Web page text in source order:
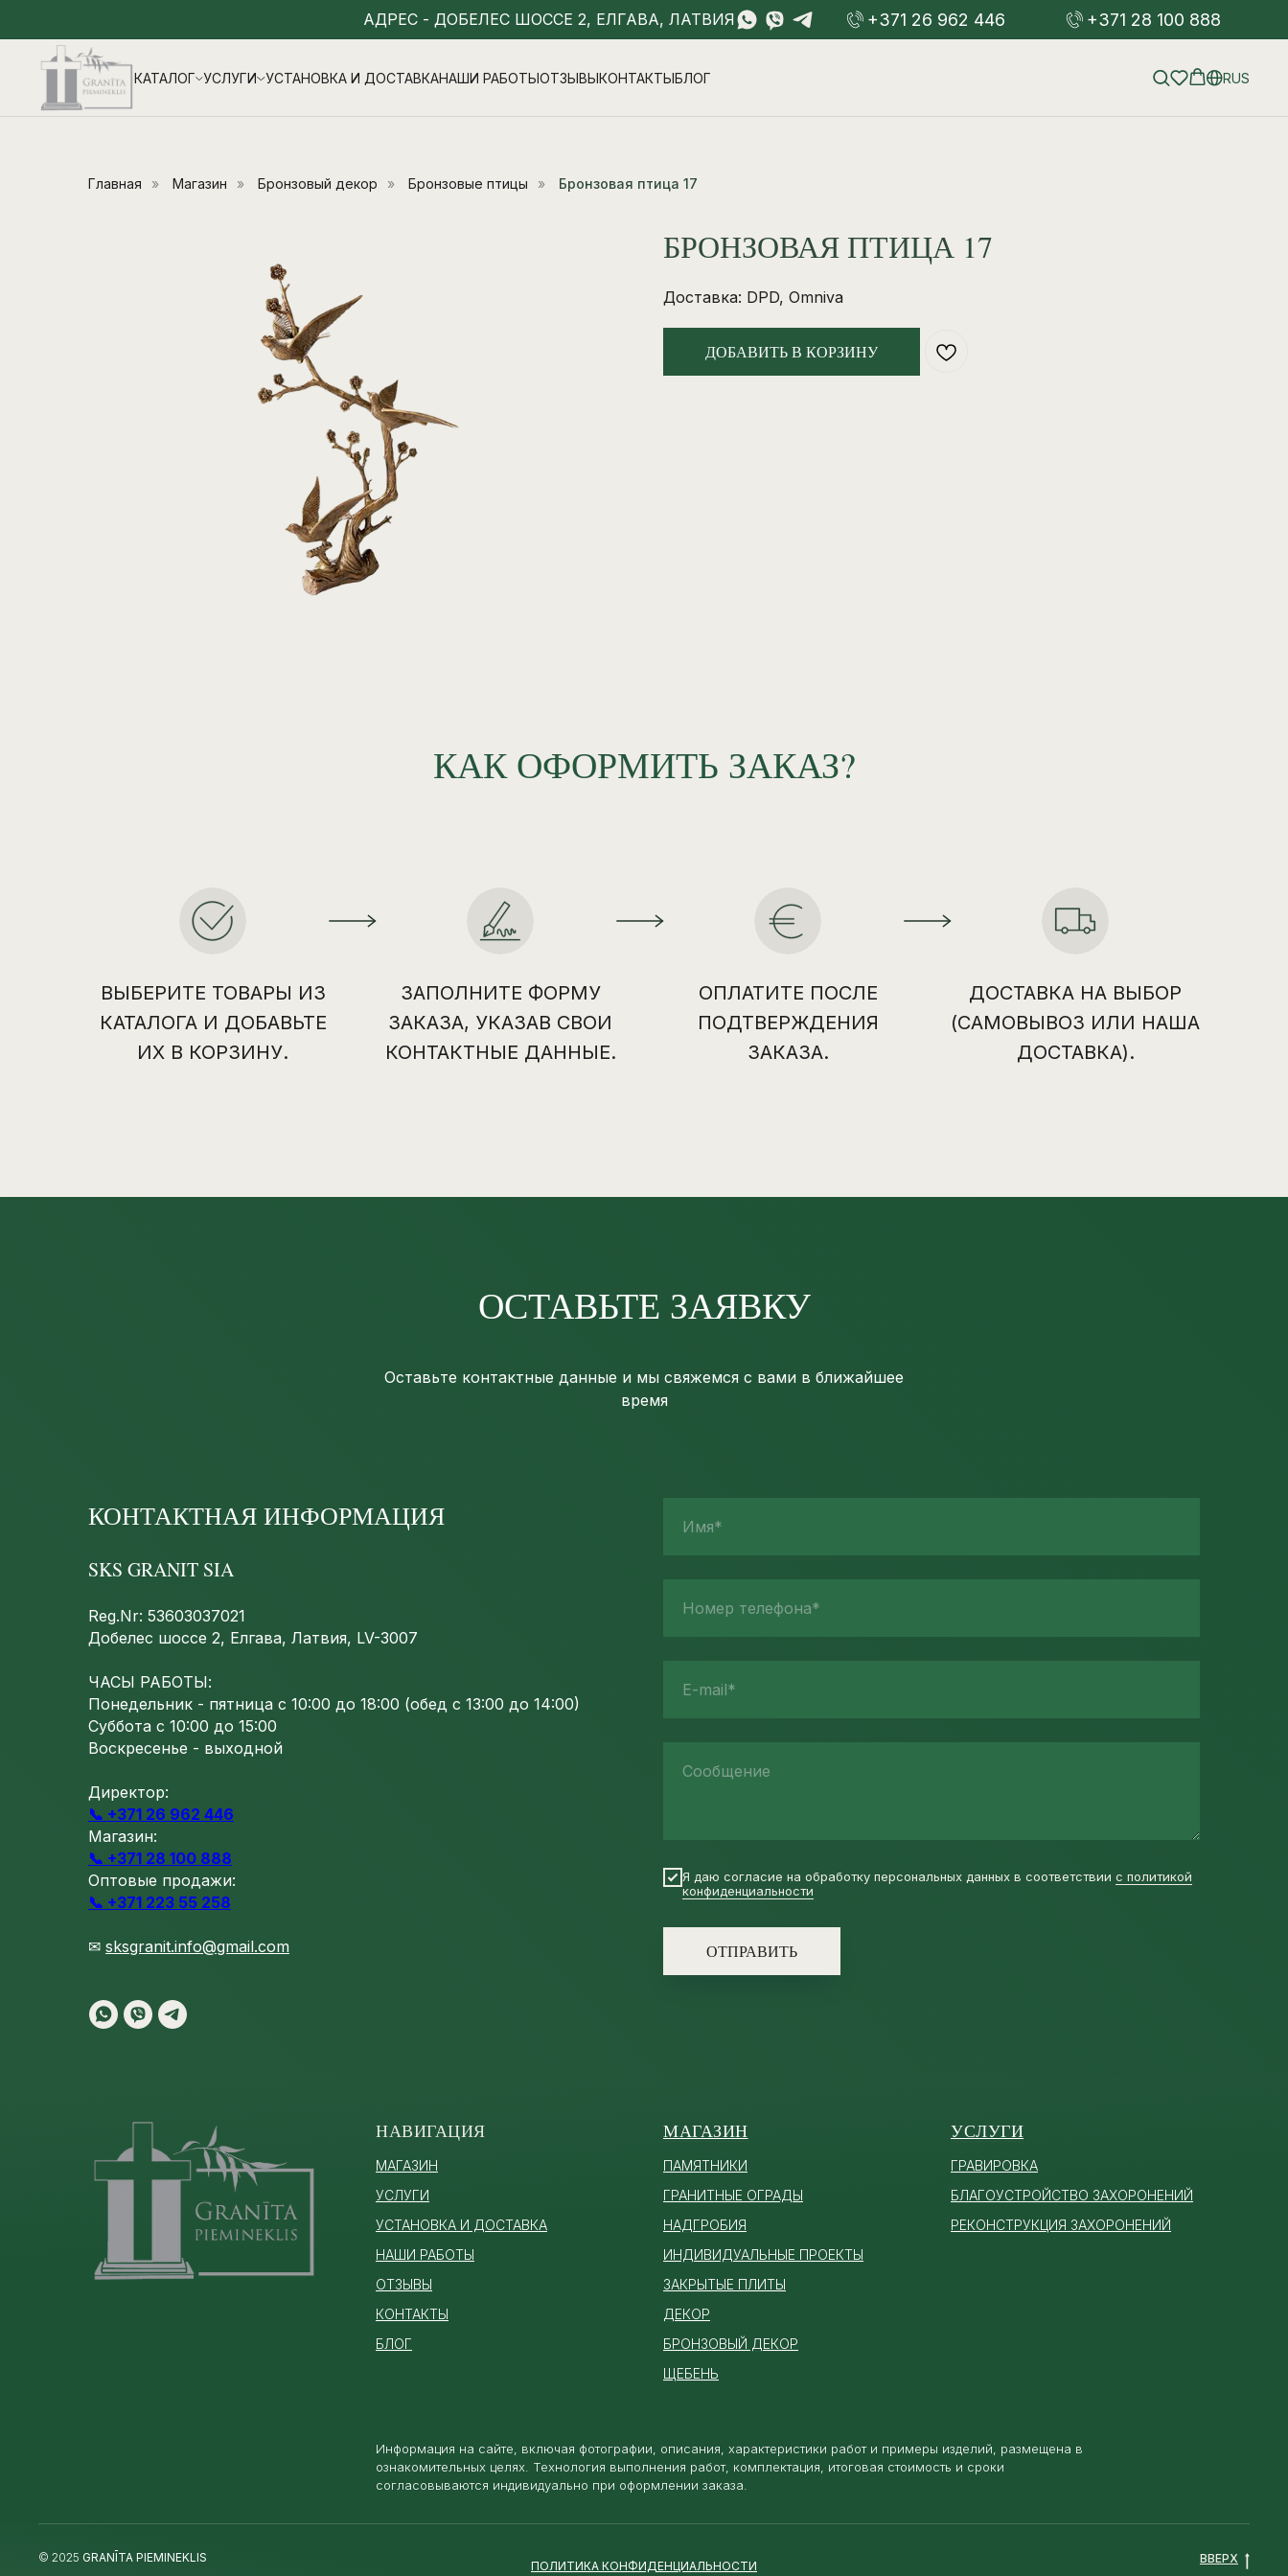
АДРЕС - ДОБЕЛЕС ШОССЕ 2, ЕЛГАВА, ЛАТВИЯ +371 26 962 446 +371 28 100 888
КАТАЛОГ УСЛУГИ УСТАНОВКА И ДОСТАВКАНАШИ РАБОТЫОТЗЫВЫКОНТАКТЫБЛОГ RUS
Главная » Магазин » Бронзовый декор » Бронзовые птицы » Бронзовая птица 17
БРОНЗОВАЯ ПТИЦА 17
Доставка: DPD, Omniva
ДОБАВИТЬ В КОРЗИНУ
КАК ОФОРМИТЬ ЗАКАЗ?
ВЫБЕРИТЕ ТОВАРЫ ИЗ
КАТАЛОГА И ДОБАВЬТЕ
ИХ В КОРЗИНУ.
ЗАПОЛНИТЕ ФОРМУ
ЗАКАЗА, УКАЗАВ СВОИ
КОНТАКТНЫЕ ДАННЫЕ.
ОПЛАТИТЕ ПОСЛЕ
ПОДТВЕРЖДЕНИЯ
ЗАКАЗА.
ДОСТАВКА НА ВЫБОР
(САМОВЫВОЗ ИЛИ НАША
ДОСТАВКА).
ОСТАВЬТЕ ЗАЯВКУ
Оставьте контактные данные и мы свяжемся с вами в ближайшее
время
КОНТАКТНАЯ ИНФОРМАЦИЯ
SKS GRANIT SIA
Reg.Nr: 53603037021
Добелес шоссе 2, Елгава, Латвия, LV-3007
ЧАСЫ РАБОТЫ:
Понедельник - пятница с 10:00 до 18:00 (обед с 13:00 до 14:00)
Суббота с 10:00 до 15:00
Воскресенье - выходной
Директор:
📞 +371 26 962 446
Магазин:
📞 +371 28 100 888
Оптовые продажи:
📞 +371 223 55 258
✉ sksgranit.info@gmail.com
Имя*
Номер телефона*
E-mail*
Сообщение
Я даю согласие на обработку персональных данных в соответствии с политикой
конфиденциальности
ОТПРАВИТЬ
НАВИГАЦИЯ
МАГАЗИН
УСЛУГИ
УСТАНОВКА И ДОСТАВКА
НАШИ РАБОТЫ
ОТЗЫВЫ
КОНТАКТЫ
БЛОГ
МАГАЗИН
ПАМЯТНИКИ
ГРАНИТНЫЕ ОГРАДЫ
НАДГРОБИЯ
ИНДИВИДУАЛЬНЫЕ ПРОЕКТЫ
ЗАКРЫТЫЕ ПЛИТЫ
ДЕКОР
БРОНЗОВЫЙ ДЕКОР
ЩЕБЕНЬ
УСЛУГИ
ГРАВИРОВКА
БЛАГОУСТРОЙСТВО ЗАХОРОНЕНИЙ
РЕКОНСТРУКЦИЯ ЗАХОРОНЕНИЙ
Информация на сайте, включая фотографии, описания, характеристики работ и примеры изделий, размещена в
ознакомительных целях. Технология выполнения работ, комплектация, итоговая стоимость и сроки
согласовываются индивидуально при оформлении заказа.
© 2025 GRANĪTA PIEMINEKLIS
ПОЛИТИКА КОНФИДЕНЦИАЛЬНОСТИ
ВВЕРХ